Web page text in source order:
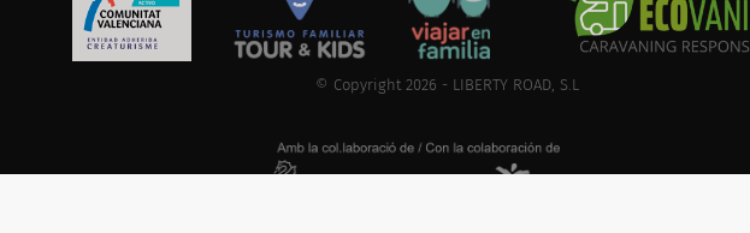
© Copyright 2026 - LIBERTY ROAD, S.L